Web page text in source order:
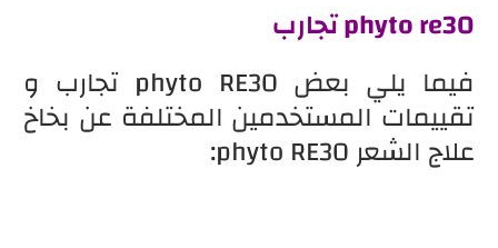
phyto re30 تجارب
فيما يلي بعض phyto RE30 تجارب و
تقييمات المستخدمين المختلفة عن بخاخ
علاج الشعر phyto RE30: